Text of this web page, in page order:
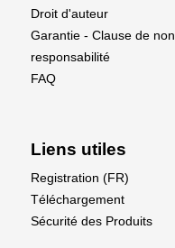
Droit d'auteur
Garantie - Clause de non
responsabilité
FAQ
Liens utiles
Registration (FR)
Téléchargement
Sécurité des Produits